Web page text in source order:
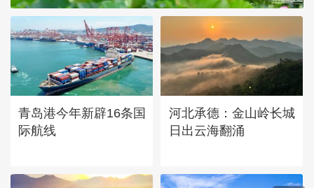
青岛港今年新辟16条国
际航线
河北承德：金山岭长城
日出云海翻涌